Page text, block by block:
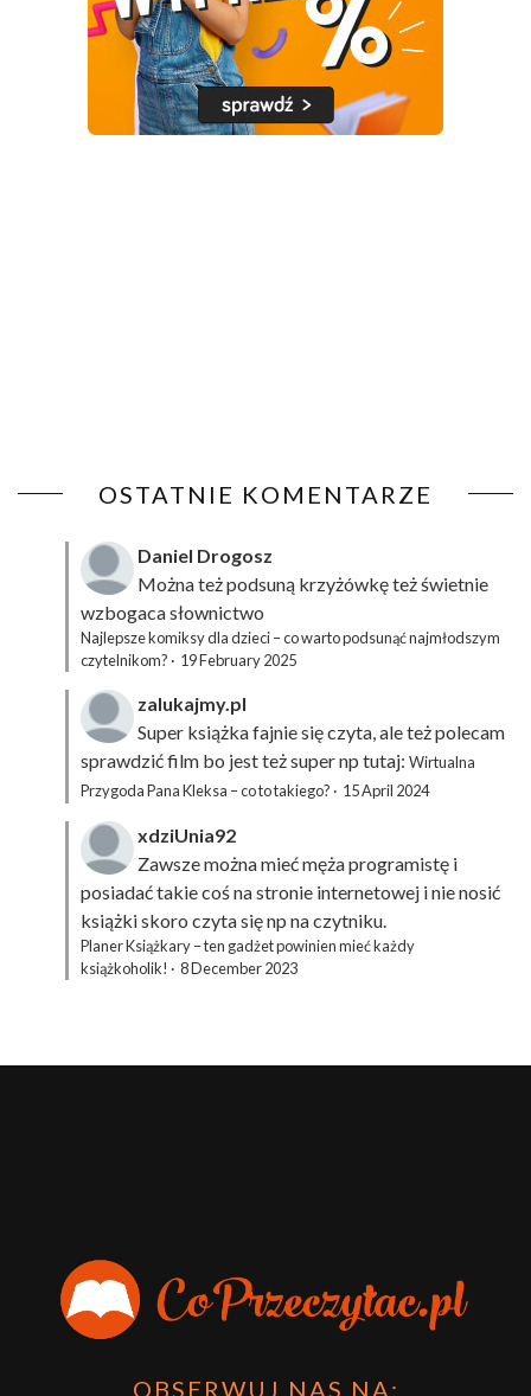
OSTATNIE KOMENTARZE
Daniel Drogosz
Można też podsuną krzyżówkęteż świetnie
wzbogaca słownictwo
Najlepsze komiksy dla dzieci – co warto podsunąć najmłodszym
czytelnikom? · 19 February 2025
zalukajmy.pl
Super książka fajnie się czyta, ale też polecam
sprawdzić film bo jest też super np tutaj: Wirtualna
Przygoda Pana Kleksa – co to takiego? · 15 April 2024
xdziUnia92
Zawsze można mieć męża programistę i
posiadać takie coś na stronie internetowej i nie nosić
książki skoro czyta się np na czytniku.
Planer Książkary – ten gadżet powinien mieć każdy
książkoholik! · 8 December 2023
OBSERWUJ NAS NA: